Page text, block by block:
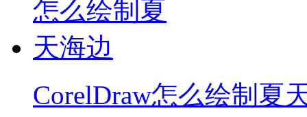
CorelDraw怎么绘制夏